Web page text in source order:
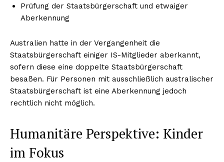
Prüfung der Staatsbürgerschaft und etwaiger
Aberkennung
Australien hatte in der Vergangenheit die
Staatsbürgerschaft einiger IS-Mitglieder aberkannt,
sofern diese eine doppelte Staatsbürgerschaft
besaßen. Für Personen mit ausschließlich australischer
Staatsbürgerschaft ist eine Aberkennung jedoch
rechtlich nicht möglich.
Humanitäre Perspektive: Kinder
im Fokus